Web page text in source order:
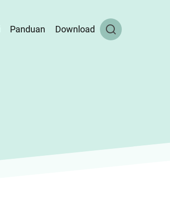
Panduan Download